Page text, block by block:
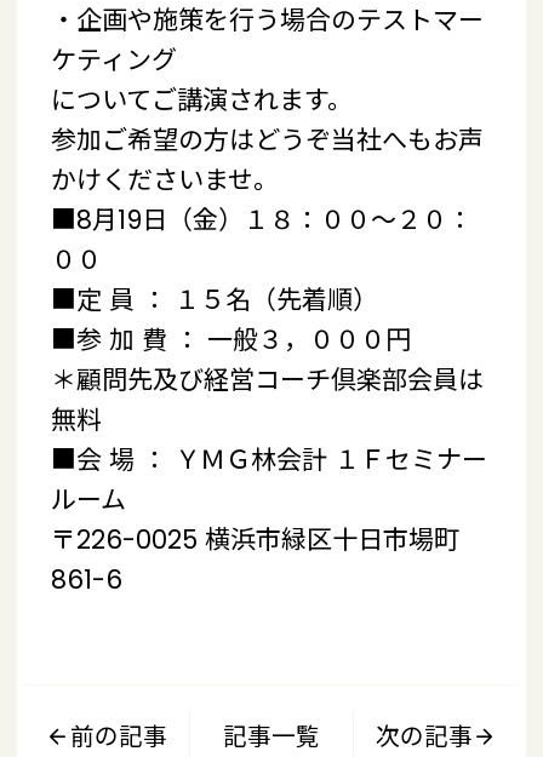
・企画や施策を行う場合のテストマー
ケティング
についてご講演されます。
参加ご希望の方はどうぞ当社へもお声
かけくださいませ。
■8月19日（金）１８：００～２０：
００
■定 員 ： １５名（先着順）
■参 加 費 ： 一般３，０００円
＊顧問先及び経営コーチ倶楽部会員は
無料
■会 場 ： ＹＭＧ林会計 １Ｆセミナー
ルーム
〒226-0025 横浜市緑区十日市場町
861-6
前の記事 記事一覧 次の記事